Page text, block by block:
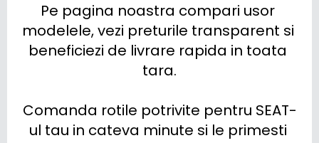
Pe pagina noastra compari usor
modelele, vezi preturile transparent si
beneficiezi de livrare rapida in toata
tara.
Comanda rotile potrivite pentru SEAT-
ul tau in cateva minute si le primesti